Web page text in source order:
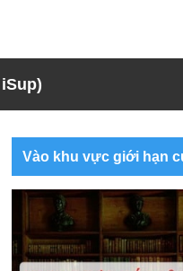
Vào khu vực giới hạn